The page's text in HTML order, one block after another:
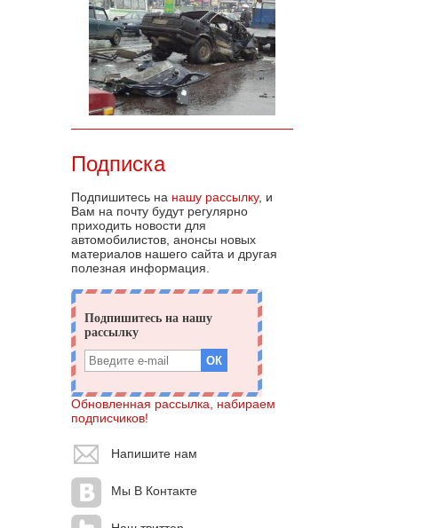
Подписка
Подпишитесь на нашу рассылку, и
Вам на почту будут регулярно
приходить новости для
автомобилистов, анонсы новых
материалов нашего сайта и другая
полезная информация.
Обновленная рассылка, набираем
подписчиков!
Напишите нам
Мы В Контакте